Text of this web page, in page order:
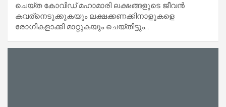
ചെയ്ത കോവിഡ് മഹാമാരി ലക്ഷങ്ങളുടെ ജീവൻ
കവര്നെടുക്കുകയും ലക്ഷക്കണക്കിനാളുകളെ
രോഗികളാക്കി മാറ്റുകയും ചെയ്തിട്ടും…